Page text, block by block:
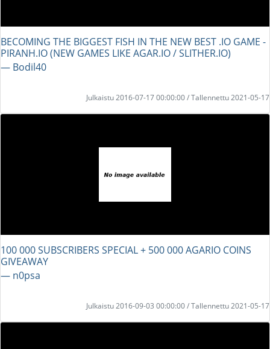
BECOMING THE BIGGEST FISH IN THE NEW BEST .IO GAME -
PIRANH.IO (NEW GAMES LIKE AGAR.IO / SLITHER.IO)
― Bodil40
Julkaistu 2016-07-17 00:00:00 / Tallennettu 2021-05-17
100 000 SUBSCRIBERS SPECIAL + 500 000 AGARIO COINS
GIVEAWAY
― n0psa
Julkaistu 2016-09-03 00:00:00 / Tallennettu 2021-05-17